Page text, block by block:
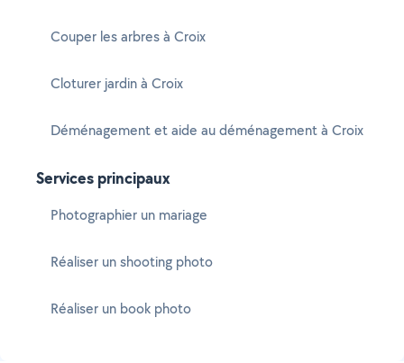
Couper les arbres à Croix
Cloturer jardin à Croix
Déménagement et aide au déménagement à Croix
Services principaux
Photographier un mariage
Réaliser un shooting photo
Réaliser un book photo